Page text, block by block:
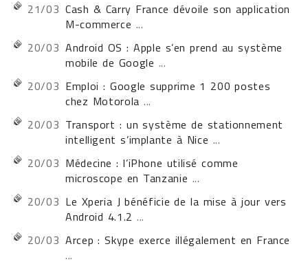
21/03 Cash & Carry France dévoile son application
M-commerce ...
20/03 Android OS : Apple s’en prend au système
mobile de Google ...
20/03 Emploi : Google supprime 1 200 postes
chez Motorola ...
20/03 Transport : un système de stationnement
intelligent s’implante à Nice ...
20/03 Médecine : l’iPhone utilisé comme
microscope en Tanzanie ...
20/03 Le Xperia J bénéficie de la mise à jour vers
Android 4.1.2 ...
20/03 Arcep : Skype exerce illégalement en France
...